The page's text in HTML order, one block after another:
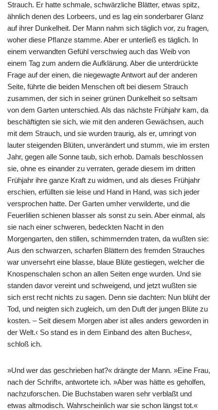
Strauch. Er hatte schmale, schwärzliche Blätter, etwas spitz,
ähnlich denen des Lorbeers, und es lag ein sonderbarer Glanz
auf ihrer Dunkelheit. Der Mann nahm sich täglich vor, zu fragen,
woher diese Pﬂanze stamme. Aber er unterließ es täglich. In
einem verwandten Gefühl verschwieg auch das Weib von
einem Tag zum andern die Aufklärung. Aber die unterdrückte
Frage auf der einen, die niegewagte Antwort auf der anderen
Seite, führte die beiden Menschen oft bei diesem Strauch
zusammen, der sich in seiner grünen Dunkelheit so seltsam
von dem Garten unterschied. Als das nächste Frühjahr kam, da
beschäftigten sie sich, wie mit den anderen Gewächsen, auch
mit dem Strauch, und sie wurden traurig, als er, umringt von
lauter steigenden Blüten, unverändert und stumm, wie im ersten
Jahr, gegen alle Sonne taub, sich erhob. Damals beschlossen
sie, ohne es einander zu verraten, gerade diesem im dritten
Frühjahr ihre ganze Kraft zu widmen, und als dieses Frühjahr
erschien, erfüllten sie leise und Hand in Hand, was sich jeder
versprochen hatte. Der Garten umher verwilderte, und die
Feuerlilien schienen blasser als sonst zu sein. Aber einmal, als
sie nach einer schweren, bedeckten Nacht in den
Morgengarten, den stillen, schimmernden traten, da wußten sie:
Aus den schwarzen, scharfen Blättern des fremden Strauches
war unversehrt eine blasse, blaue Blüte gestiegen, welcher die
Knospenschalen schon an allen Seiten enge wurden. Und sie
standen davor vereint und schweigend, und jetzt wußten sie
sich erst recht nichts zu sagen. Denn sie dachten: Nun blüht der
Tod, und neigten sich zugleich, um den Duft der jungen Blüte zu
kosten. – Seit diesem Morgen aber ist alles anders geworden in
der Welt.‹ So stand es in dem Einband des alten Buches«,
schloß ich.
»Und wer das geschrieben hat?« drängte der Mann. »Eine Frau,
nach der Schrift«, antwortete ich. »Aber was hätte es geholfen,
nachzuforschen. Die Buchstaben waren sehr verblaßt und
etwas altmodisch. Wahrscheinlich war sie schon längst tot.«